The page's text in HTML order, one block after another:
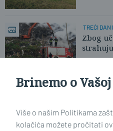
TREĆI DAN
Zbog
Brinemo o
Više o našim Politikama
kolačića možete pročitati